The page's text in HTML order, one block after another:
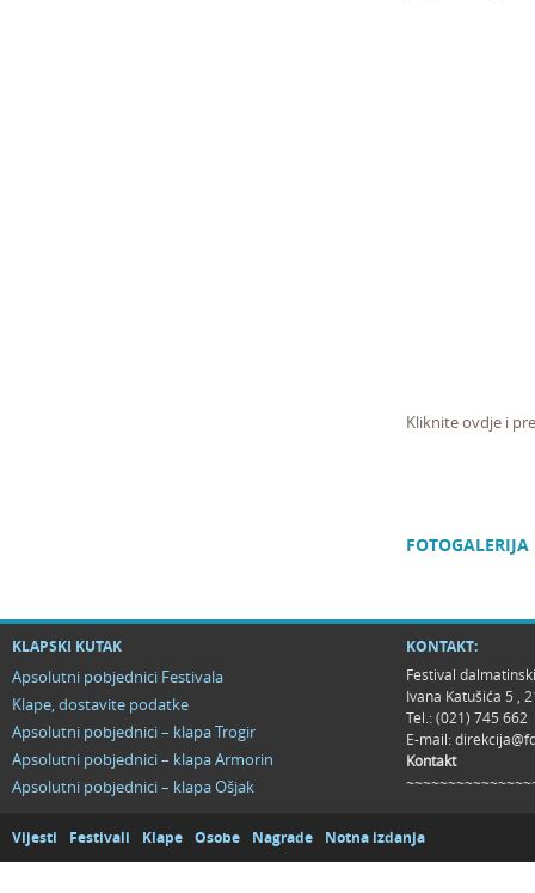
Kliknite ovdje i
FOTOGALERIJA
KLAPSKI KUTAK
Apsolutni pobjednici Festivala
Klape, dostavite podatke
Apsolutni pobjednici – klapa Trogir
Apsolutni pobjednici – klapa Armorin
Apsolutni pobjednici – klapa Ošjak
KONTAKT:
Festival
Ivana Katušića 5 ,
Tel.: (021) 745 662
E-mail:
Kontakt
Vijesti Festivali Klape Osobe Nagrade Notna izdanja